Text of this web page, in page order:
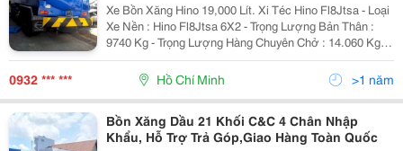
Xe Bồn Xăng Hino 19,000 Lít. Xi Téc Hino Fl8Jtsa - Loại
Xe Nền : Hino Fl8Jtsa 6X2 - Trọng Lượng Bản Thân :
9740 Kg - Trọng Lượng Hàng Chuyên Chở : 14.060 Kg -
Trọng Lượng Toàn Bộ : 23.800 Kg - Dung Tích Bồn :
18.000 Lít, Chia 4 Ngăn Th
0932 *** *** Hồ Chí Minh >1 năm
Bồn Xăng Dầu 21 Khối C&C 4 Chân Nhập
Khẩu, Hỗ Trợ Trả Góp,Giao Hàng Toàn Quốc